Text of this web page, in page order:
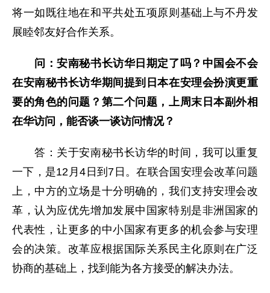
将一如既往地在和平共处五项原则基础上与不丹发
展睦邻友好合作关系。
问：安南秘书长访华日期定了吗？中国会不会
在安南秘书长访华期间提到日本在安理会扮演更重
要的角色的问题？第二个问题，上周末日本副外相
在华访问，能否谈一谈访问情况？
答：关于安南秘书长访华的时间，我可以重复
一下，是12月4日到7日。在联合国安理会改革问题
上，中方的立场是十分明确的，我们支持安理会改
革，认为应优先增加发展中国家特别是非洲国家的
代表性，让更多的中小国家有更多的机会参与安理
会的决策。改革应根据国际关系民主化原则在广泛
协商的基础上，找到能为各方接受的解决办法。